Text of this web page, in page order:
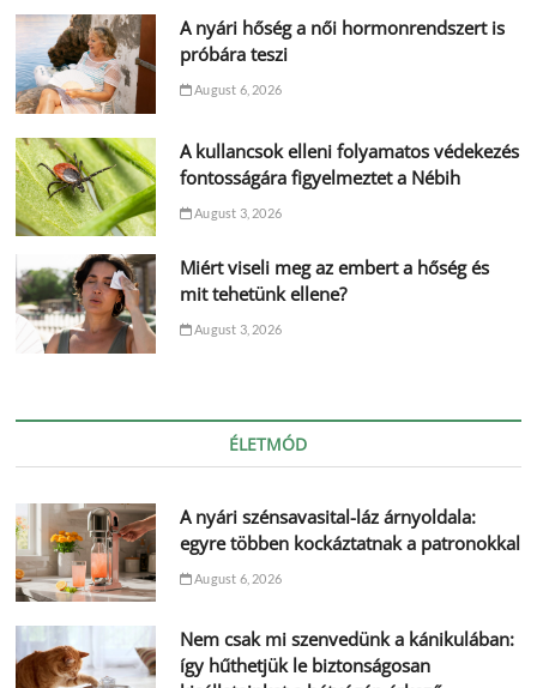
A nyári hőség a női hormonrendszert is
próbára teszi
August 6, 2026
A kullancsok elleni folyamatos védekezés
fontosságára figyelmeztet a Nébih
August 3, 2026
Miért viseli meg az embert a hőség és
mit tehetünk ellene?
August 3, 2026
ÉLETMÓD
A nyári szénsavasital-láz árnyoldala:
egyre többen kockáztatnak a patronokkal
August 6, 2026
Nem csak mi szenvedünk a kánikulában:
így hűthetjük le biztonságosan